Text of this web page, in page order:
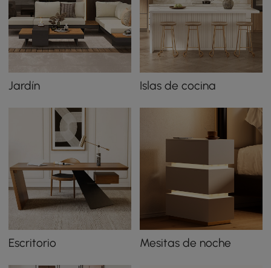
Jardín Islas de cocina
Escritorio Mesitas de noche